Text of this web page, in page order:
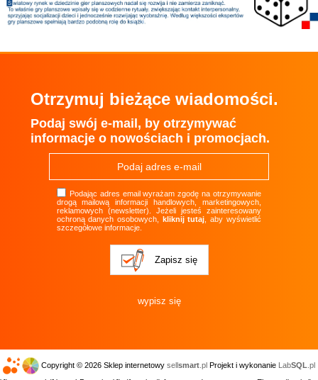
Otrzymuj bieżące wiadomości.
Podaj swój e-mail, by otrzymywać
informacje o nowościach i promocjach.
Podając adres email wyrażam zgodę na otrzymywanie
drogą mailową informacji handlowych, marketingowych,
reklamowych (newsletter). Jeżeli jesteś zainteresowany
ochroną danych osobowych, kliknij tutaj, aby wyświetlić
szczegółowe informacje.
Copyright © 2026 Sklep internetowy sellsmart .pl Projekt i wykonanie LabSQL .pl